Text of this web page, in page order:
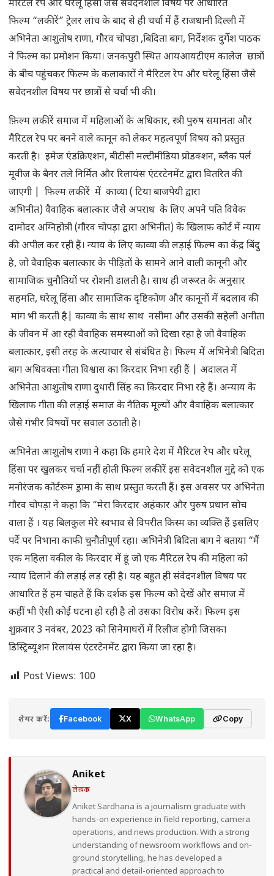
मैरिटल रेप और घरेलू हिंसा जैसे सवेदनशील विषय पर आधारित
फिल्म “लकीरें” ट्रेलर लांच के बाद से ही चर्चा में हैं राजधानी दिल्ली में
अभिनेता आशुतोष राणा, गौरव चोपड़ा ,बिदिता बाग, निर्देशक दुर्गेश पाठक
ने फिल्म का प्रमोशन किया। जनकपुरी स्थित आयआयटीएम कालेज छात्रों
के बीच पहुंचकर फिल्म के कलाकारों ने मैरिटल रेप और घरेलू हिंसा जैसे
सवेदनशील विषय पर छात्रों से चर्चा भी की।
फ़िल्म लकीरें समाज में महिलाओं के अधिकार, स्त्री पुरुष समानता और
मैरिटल रेप पर बनने वाले कानून को लेकर महत्वपूर्ण विषय को प्रस्तुत
करती है। इमेज एंडक्रिएशन, बीटीसी मल्टीमीडिया प्रोडक्शन, ब्लैक पर्ल
मूवीज के बैनर तले निर्मित और रिलायंस एंटरटेनमेंट द्वारा वितरित की
जाएगी | फिल्म लकीरें में काव्या ( टिया बाजपेयी द्वारा
अभिनीत) वैवाहिक बलात्कार जैसे अपराध के लिए अपने पति विवेक
दामोदर अग्निहोत्री (गौरव चोपड़ा द्वारा अभिनीत) के खिलाफ कोर्ट में न्याय
की अपील कर रही हैं। न्याय के लिए काव्या की लड़ाई फिल्म का केंद्र बिंदु
है, जो वैवाहिक बलात्कार के पीड़ितों के सामने आने वाली कानूनी और
सामाजिक चुनौतियों पर रोशनी डालती है। साथ ही जरूरत के अनुसार
सहमति, घरेलू हिंसा और सामाजिक दृष्टिकोण और कानूनों में बदलाव की
मांग भी करती है| काव्या के साथ साथ नसीमा और उसकी सहेली अनीता
के जीवन में आ रही वैवाहिक समस्याओं को दिखा रहा है जो वैवाहिक
बलात्कार, इसी तरह के अत्याचार से संबंधित है। फिल्म में अभिनेत्री बिदिता
बाग अधिवक्ता गीता विश्वास का किरदार निभा रही हैं | अदालत में
अभिनेता आशुतोष राणा दुधारी सिंह का किरदार निभा रहे हैं। अन्याय के
खिलाफ गीता की लड़ाई समाज के नैतिक मूल्यों और वैवाहिक बलात्कार
जैसे गंभीर विषयों पर सवाल उठाती है।
अभिनेता आशुतोष राणा ने कहा कि हमारे देश में मैरिटल रेप और घरेलू
हिंसा पर खुलकर चर्चा नहीं होती फिल्म लकीरें इस सवेदनशील मुद्दे को एक
मनोरंजक कोर्टरूम ड्रामा के साथ प्रस्तुत करती हैं। इस अवसर पर अभिनेता
गौरव चोपड़ा ने कहा कि “मेरा किरदार अहंकार और पुरुष प्रधान सोच
वाला हैं । यह बिलकुल मेरे स्वभाव से विपरीत किस्म का व्यक्ति हैं इसलिए
पर्दे पर निभाना काफी चुनौतीपूर्ण रहा। अभिनेत्री बिदिता बाग ने बताया “मैं
एक महिला वकील के किरदार में हूं जो एक मैरिटल रेप की महिला को
न्याय दिलाने की लड़ाई लड़ रही है। यह बहुत ही संवेदनशील विषय पर
आधारित हैं हम चाहते हैं कि दर्शक इस फिल्म को देखें और समाज में
कहीं भी ऐसी कोई घटना हो रही है तो उसका विरोध करें। फिल्म इस
शुक्रवार 3 नवंबर, 2023 को सिनेमाघरों में रिलीज होगी जिसका
डिस्ट्रिब्यूशन रिलायंस एंटरटेनमेंट द्वारा किया जा रहा है।
Post Views: 100
शेयर करें: Facebook X WhatsApp Copy
Aniket
लेखक
Aniket Sardhana is a journalism graduate with
hands-on experience in field reporting, camera
operations, and news production. With a strong
understanding of newsroom workflows and on-
ground storytelling, he has developed a
practical and detail-oriented approach to